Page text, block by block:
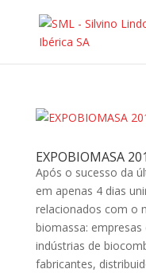
EXPOBIOMASA
Após o sucesso da
em apenas 4 dias
relacionados com o
biomassa:
indústrias de
fabricantes,